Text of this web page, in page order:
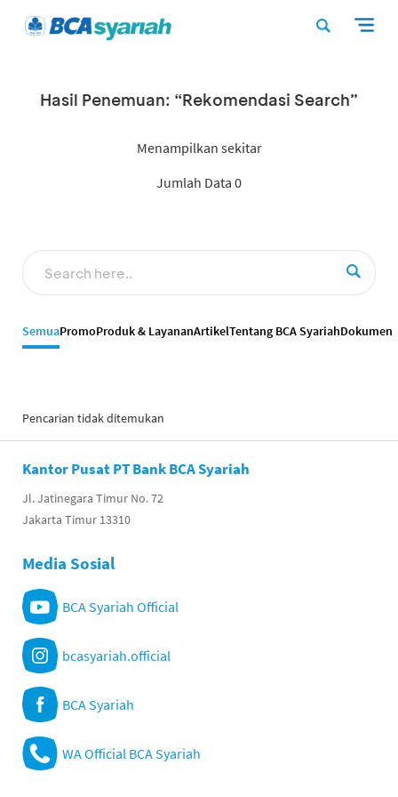
Hasil Penemuan: “Rekomendasi Search”
Menampilkan sekitar
Jumlah Data 0
SemuaPromoProduk & LayananArtikelTentang BCA SyariahDokumen
Pencarian tidak ditemukan
Kantor Pusat PT Bank BCA Syariah
Jl. Jatinegara Timur No. 72
Jakarta Timur 13310
Media Sosial
BCA Syariah Official
bcasyariah.official
BCA Syariah
WA Official BCA Syariah